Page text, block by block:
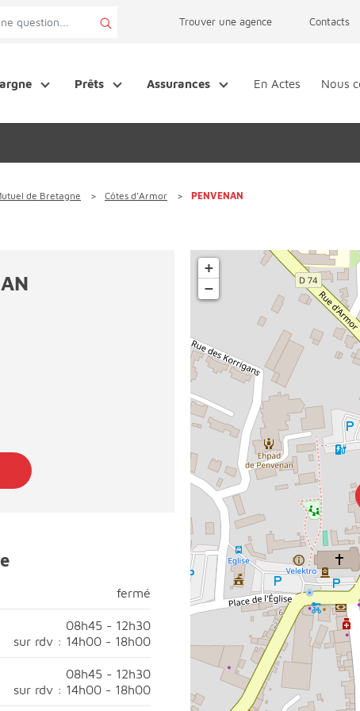
Trouver une agence Contacts
Prêts Assurances En Actes Nous
de Bretagne Côtes d'Armor PENVENAN
fermé
fermé
08h45 - 12h30
sur rdv : 14h00 - 18h00
à 12h30;Après-midi, ouvert sur rendez-vous de 14h00 à
08h45 - 12h30
sur rdv : 14h00 - 18h00
+
−